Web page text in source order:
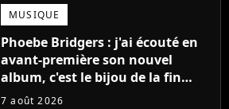
MUSIQUE
Phoebe Bridgers : j'ai écouté en
avant-première son nouvel
album, c'est le bijou de la fin
d'été
7 août 2026